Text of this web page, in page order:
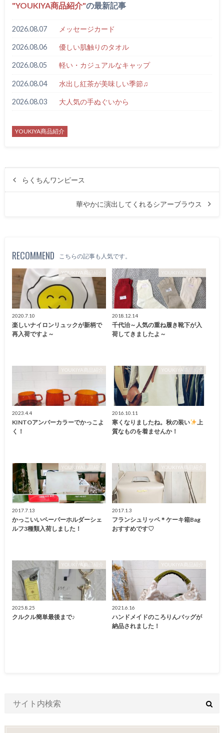
YOUKIYA商品紹介 の最新記事
2026.08.07 メッセージカード
2026.08.06 優しい肌触りのタオル
2026.08.05 軽い・カジュアルなキャップ
2026.08.04 水出し紅茶が美味しい季節♫
2026.08.03 大人気の手ぬぐいから
YOUKIYA商品紹介
らくちんワンピース
華やかに演出してくれるシアーブラウス
RECOMMEND こちらの記事も人気です。
YOUKIYA商品紹介
2020.7.10
楽しいナイロンリュックが新柄で
再入荷ですよ～
YOUKIYA商品紹介
2018.12.14
千代治～人気の重ね履き靴下が入
荷してきましたよ～
YOUKIYA商品紹介
2023.4.4
KINTOアンバーカラーでかっこよ
く！
YOUKIYA商品紹介
2016.10.11
寒くなりましたね。秋の装い
上
質なものを着ませんか！
YOUKIYA商品紹介
2017.7.13
かっこいいペーパーホルダーシェ
ルフ3種類入荷しました！
YOUKIYA商品紹介
2017.1.3
フランシュリッペ＊ケーキ箱Bag
おすすめです♡
YOUKIYA商品紹介
2025.8.25
クルクル簡単最後まで♪
YOUKIYA商品紹介
2021.6.16
ハンドメイドのころりんバッグが
納品されました！